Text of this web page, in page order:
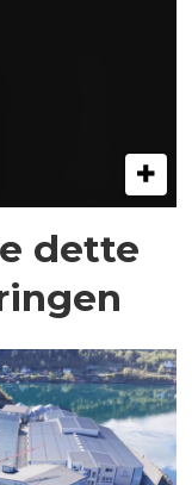
dette